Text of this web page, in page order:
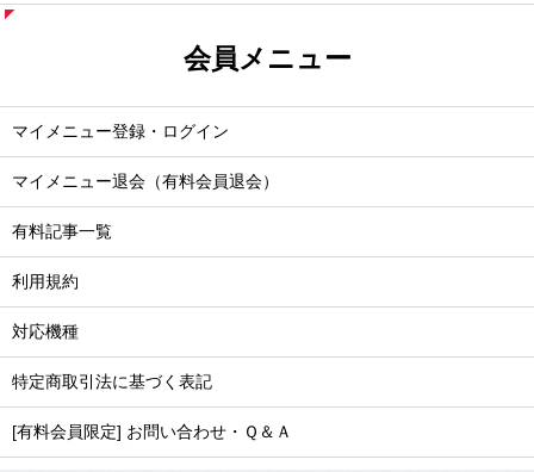
会員メニュー
マイメニュー登録・ログイン
マイメニュー退会（有料会員退会）
有料記事一覧
利用規約
対応機種
特定商取引法に基づく表記
[有料会員限定] お問い合わせ・Ｑ＆Ａ